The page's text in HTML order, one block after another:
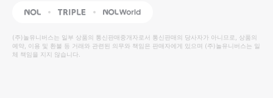
높
은
순
동
영
상
NOL Triple Interpark Global
(주)놀유니버스는 일부 상품의 통신판매중개자로서 통신판매의 당사자가 아니므로, 상품의
예약, 이용 및 환불 등 거래와 관련된 의무와 책임은 판매자에게 있으며 (주)놀유니버스는 일
체 책임을 지지 않습니다.